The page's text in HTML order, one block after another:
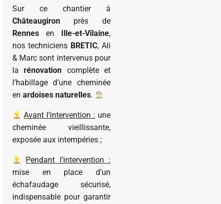
Sur ce chantier à
Châteaugiron près de
Rennes en Ille-et-Vilaine,
nos techniciens BRETIC, Ali
& Marc sont intervenus pour
larénovation complète et
l’habillage d’une cheminée
en ardoises naturelles.
Avant l’intervention : une
cheminée vieillissante,
exposée aux intempéries ;
Pendant l’intervention :
mise en place d’un
échafaudage sécurisé,
indispensable pour garantir